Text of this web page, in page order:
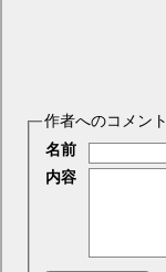
作者へのコメント
名前
内容